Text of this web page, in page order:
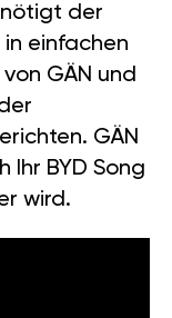
der
einfachen
GÄN und
GÄN
Ihr BYD Song
wird.